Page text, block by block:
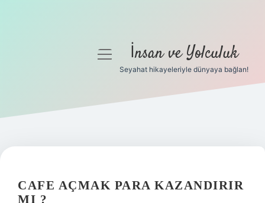
Gizlilik Politikası
Yasal Uyarı
menüyü İnsan ve Yolculuk
Seyahat hikayeleriyle dünyaya bağlan!
CAFE AÇMAK PARA KAZANDIRIR
MI ?